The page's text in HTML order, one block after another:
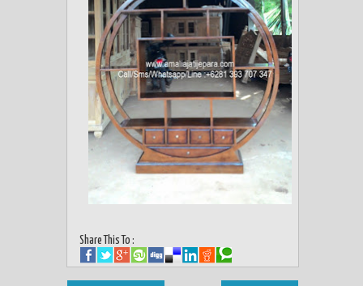
Share This To :